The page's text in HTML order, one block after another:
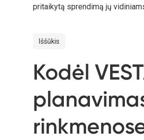
pritaikytą sprendimą jų
Iššūkis
Kodėl